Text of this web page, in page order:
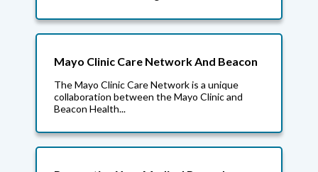
Mayo Clinic Care Network And Beacon
The Mayo Clinic Care Network is a unique
collaboration between the Mayo Clinic and
Beacon Health...